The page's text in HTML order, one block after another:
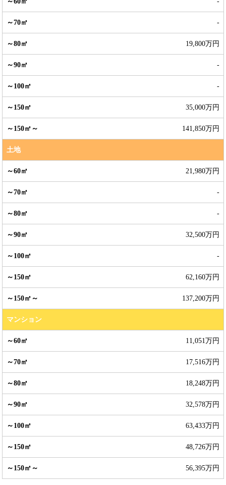
-
19,800万円
-
-
35,000万円
141,850万円
土地
21,980万円
-
-
32,500万円
-
62,160万円
137,200万円
マンション
11,051万円
17,516万円
18,248万円
32,578万円
63,433万円
48,726万円
56,395万円